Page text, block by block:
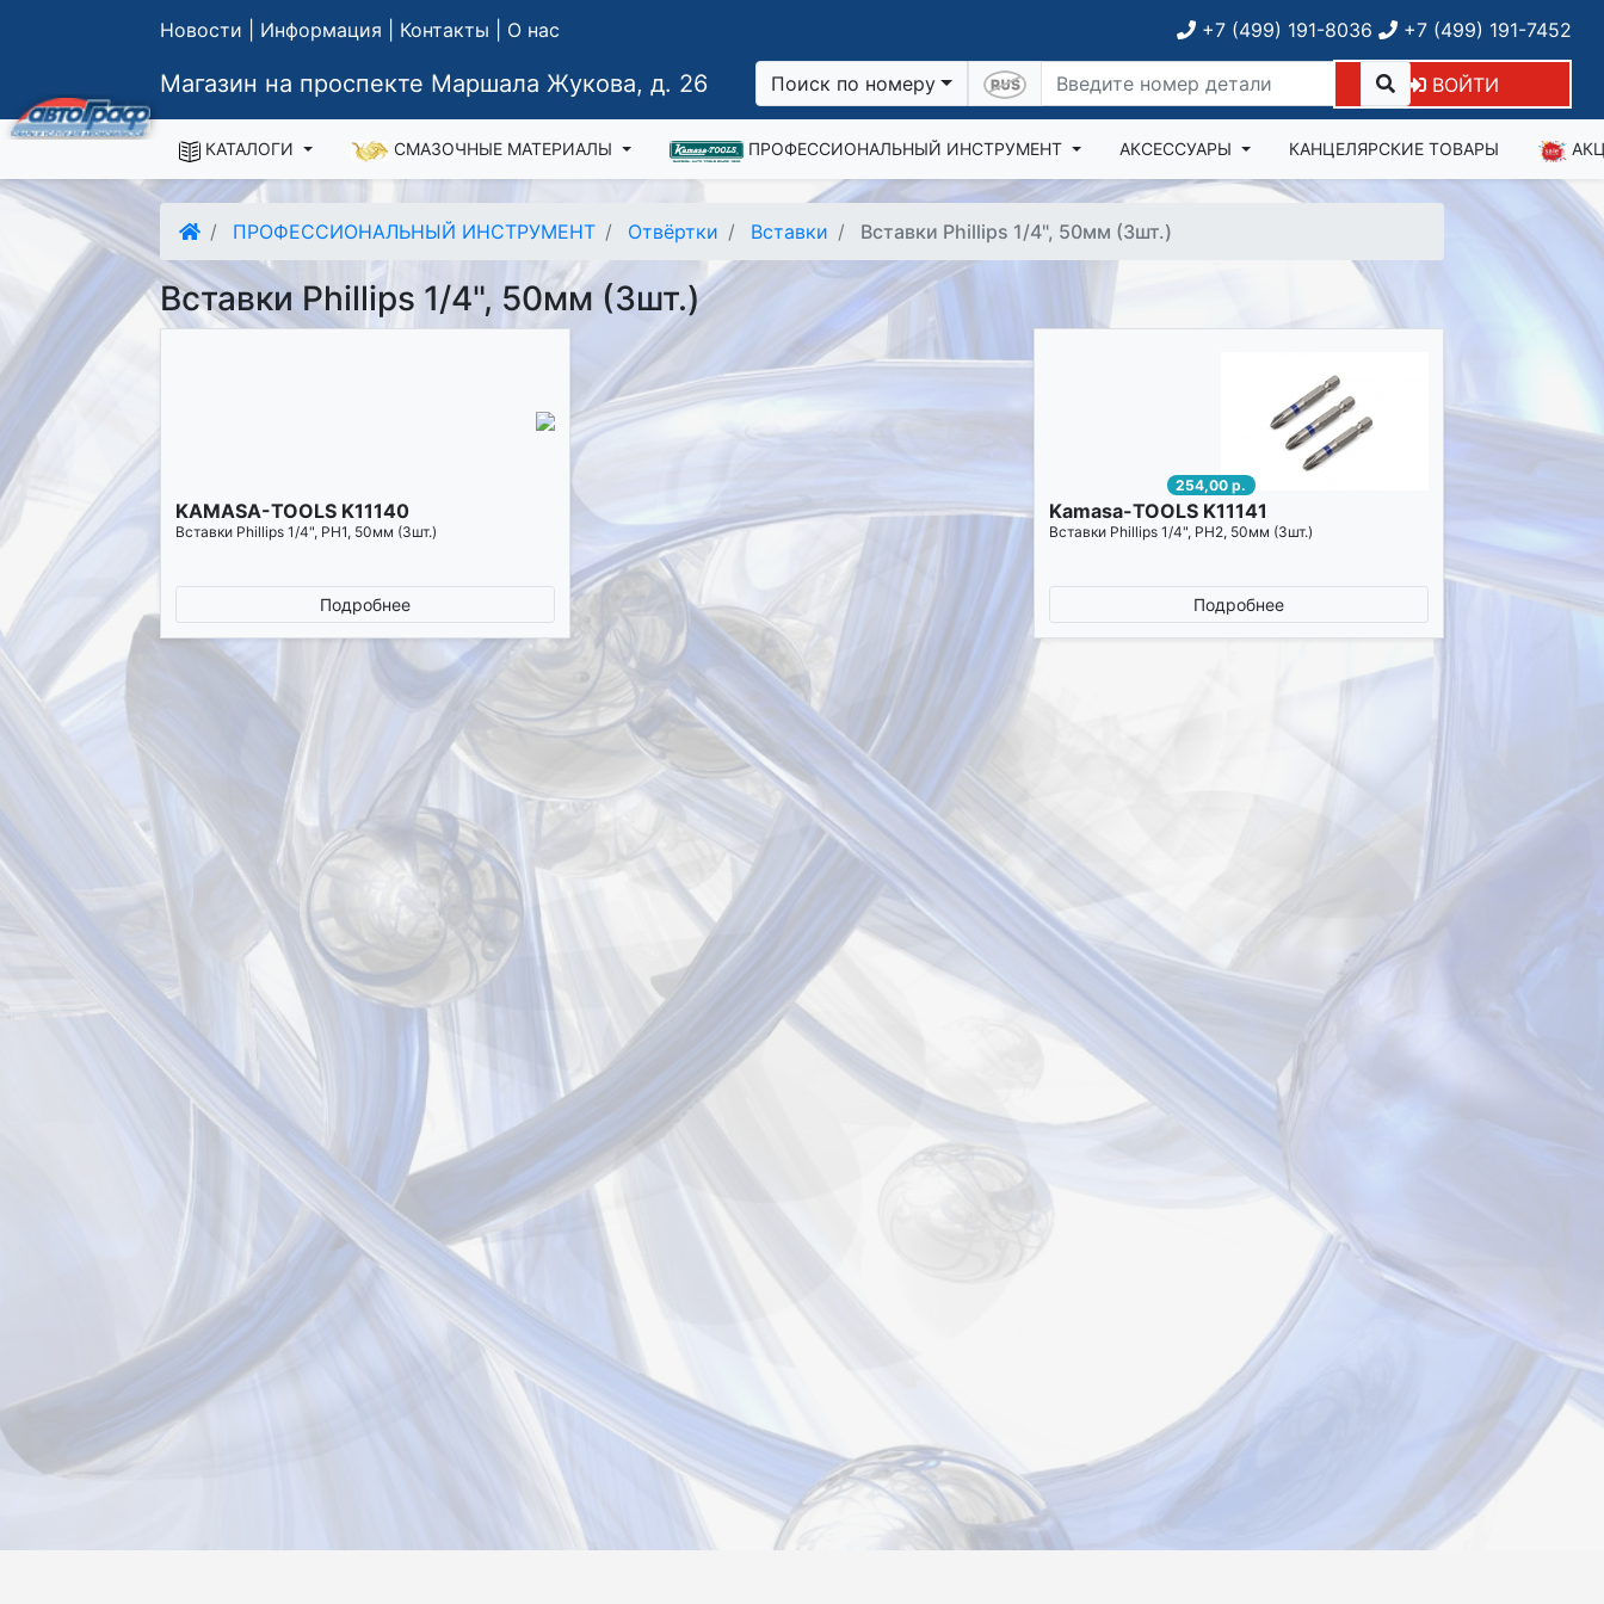
Новости Информация Контакты О нас +7 (499) 191-8036 +7 (499) 191-7452
Магазин на проспекте Маршала Жукова, д. 26 Поиск по номеру ВОЙТИ
КАТАЛОГИ СМАЗОЧНЫЕ МАТЕРИАЛЫ ПРОФЕССИОНАЛЬНЫЙ ИНСТРУМЕНТ АКСЕССУАРЫ КАНЦЕЛЯРСКИЕ ТОВАРЫ
ПРОФЕССИОНАЛЬНЫЙ ИНСТРУМЕНТ Отвёртки Вставки Вставки Phillips 1/4", 50мм (3шт.)
Вставки Phillips 1/4", 50мм (3шт.)
KAMASA-TOOLS K11140
Вставки Phillips 1/4", PH1, 50мм (3шт.)
Подробнее
254,00 р.
Kamasa-TOOLS K11141
Вставки Phillips 1/4", PH2, 50мм (3шт.)
Подробнее